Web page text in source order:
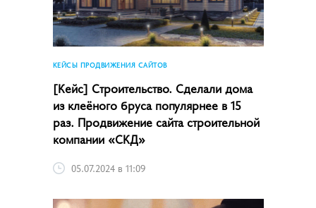
КЕЙСЫ ПРОДВИЖЕНИЯ САЙТОВ
[Кейс] Строительство. Сделали дома
из клеёного бруса популярнее в 15
раз. Продвижение сайта строительной
компании «СКД»
05.07.2024 в 11:09